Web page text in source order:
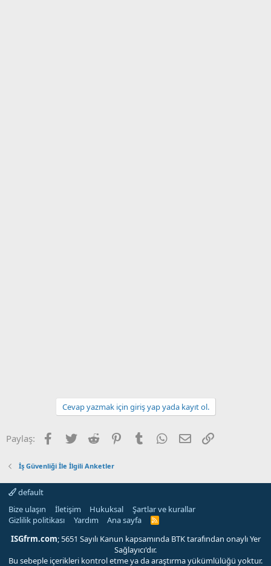
Cevap yazmak için giriş yap yada kayıt ol.
Paylaş: Facebook
Twitter Reddit PinterestTumblr WhatsApp
E-posta
İş Güvenliği İle İlgili Anketler
default
Bize ulaşın
İletişim Hukuksal
Şartlar ve kurallar
Gizlilik politikası
Yardım Ana sayfa
R
S
ISGfrm.com; 5651 Sayılı Kanun kapsamında BTK tarafından onaylı Yer
Sağlayıcı'dır.
Bu sebeple içerikleri kontrol etme ya da araştırma yükümlülüğü yoktur.